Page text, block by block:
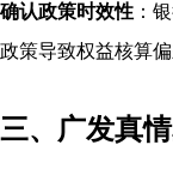
确认政策时效性 ：
政策导致权益核算偏
三、广发真